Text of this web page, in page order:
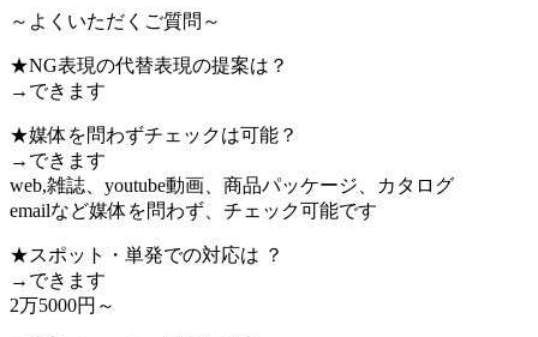
～よくいただくご質問～
★NG表現の代替表現の提案は？
→できます
★媒体を問わずチェックは可能？
→できます
web,雑誌、youtube動画、商品パッケージ、カタログ
emailなど媒体を問わず、チェック可能です
★スポット・単発での対応は ？
→できます
2万5000円～